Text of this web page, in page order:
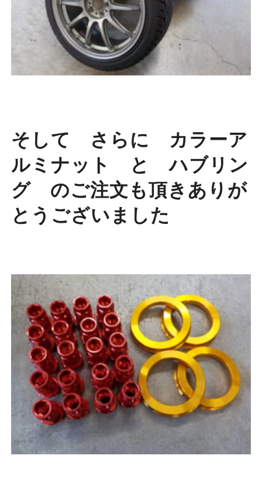
そして さらに カラーア
ルミナット と ハブリン
グ のご注文も頂きありが
とうございました